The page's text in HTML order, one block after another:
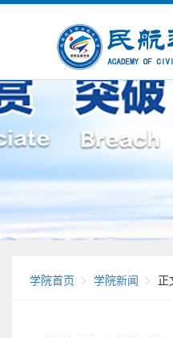
学院首页 学院新闻 正